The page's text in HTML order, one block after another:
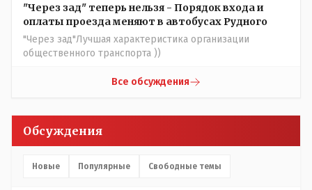
не начнет писать "как надо" определенному кругу лиц.
Редакторская политика, коллектив журналистов уже
ниче не значат. Прискорбно и иронично
"Через зад" теперь нельзя - Порядок входа и
оплаты проезда меняют в автобусах Рудного
"Через зад"Лучшая характеристика организации
общественного транспорта ))
Все обсуждения
Обсуждения
Новые Популярные Свободные темы